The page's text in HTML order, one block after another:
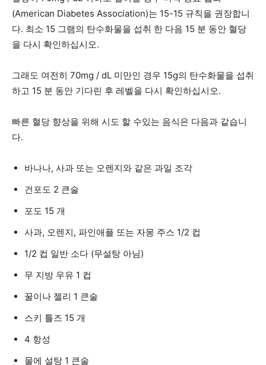
(American Diabetes Association)는 15-15 규칙을 권장합니
다. 최소 15 그램의 탄수화물을 섭취 한 다음 15 분 동안 혈당
을 다시 확인하십시오.
그래도 여전히 70mg / dL 미만인 경우 15g의 탄수화물을 섭취
하고 15 분 동안 기다린 후 레벨을 다시 확인하십시오.
빠른 혈당 향상을 위해 시도 할 수있는 음식은 다음과 같습니
다.
바나나, 사과 또는 오렌지와 같은 과일 조각
건포도 2 큰술
포도 15 개
사과, 오렌지, 파인애플 또는 자몽 주스 1/2 컵
1/2 컵 일반 소다 (무설탕 아님)
무 지방 우유 1 컵
꿀이나 젤리 1 큰술
스키 틀즈 15 개
4 항성
물에 설탕 1 큰술